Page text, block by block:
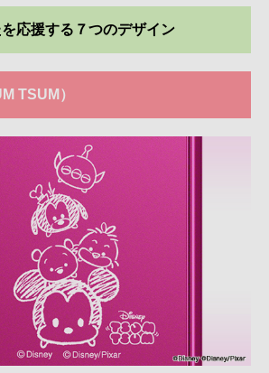
応援する７つのデザイン
TSUM）